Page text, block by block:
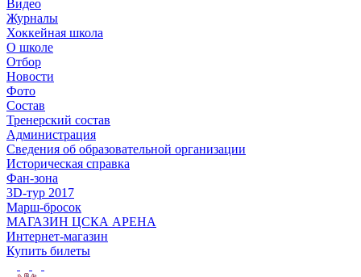
Видео
Журналы
Хоккейная школа
О школе
Отбор
Новости
Фото
Состав
Тренерский состав
Администрация
Сведения об образовательной организации
Историческая справка
Фан-зона
3D-тур 2017
Марш-бросок
МАГАЗИН ЦСКА АРЕНА
Интернет-магазин
Купить билеты